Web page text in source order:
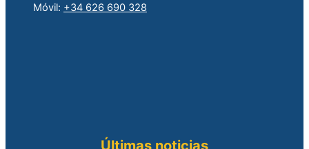
Móvil: +34 626 690 328
Últimas noticias